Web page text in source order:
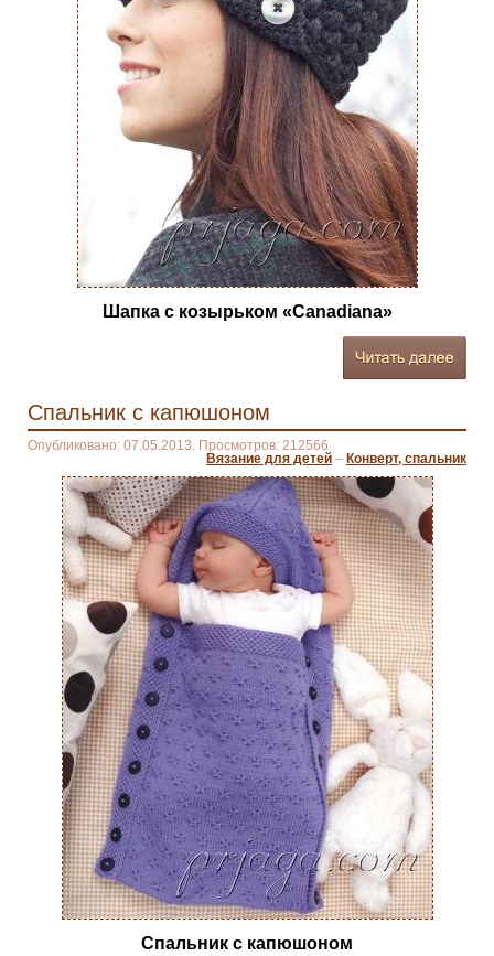
Шапка с козырьком «Canadiana»
Спальник с капюшоном
Опубликовано: 07.05.2013. Просмотров: 212566
Вязание для детей – Конверт, спальник
Спальник с капюшоном